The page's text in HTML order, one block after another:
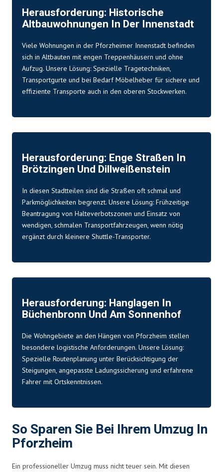
Herausforderung: Historische
Altbauwohnungen In Der Innenstadt
Viele Wohnungen in der Pforzheimer Innenstadt befinden
sich in Altbauten mit engen Treppenhäusern und ohne
Aufzug. Unsere Lösung: Spezielle Tragetechniken,
Transportgurte und bei Bedarf Möbelheber für sichere und
effiziente Transporte auch in den oberen Stockwerken.
Herausforderung: Enge Straßen In
Brötzingen Und Dillweißenstein
In diesen Stadtteilen sind die Straßen oft schmal und
Parkmöglichkeiten begrenzt. Unsere Lösung: Frühzeitige
Beantragung von Halteverbotszonen und Einsatz von
wendigen, schmalen Transportfahrzeugen, wenn nötig
ergänzt durch kleinere Shuttle-Transporter.
Herausforderung: Hanglagen In
Büchenbronn Und Am Sonnenhof
Die Wohngebiete an den Hängen von Pforzheim stellen
besondere logistische Anforderungen. Unsere Lösung:
Spezielle Routenplanung unter Berücksichtigung der
Steigungen, angepasste Ladungssicherung und erfahrene
Fahrer mit Ortskenntnissen.
So Sparen Sie Bei Ihrem Umzug In
Pforzheim
Ein professioneller Umzug muss nicht teuer sein. Mit diesen